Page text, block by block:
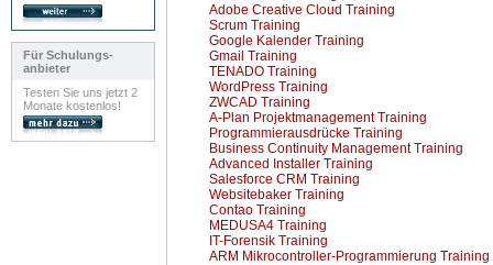
Für Schulungs-
anbieter
Testen Sie uns jetzt 2
Monate kostenlos!
Adobe Creative Cloud Training
Scrum Training
Google Kalender Training
Gmail Training
TENADO Training
WordPress Training
ZWCAD Training
A-Plan Projektmanagement Training
Programmierausdrücke Training
Business Continuity Management Training
Advanced Installer Training
Salesforce CRM Training
Websitebaker Training
Contao Training
MEDUSA4 Training
IT-Forensik Training
ARM Mikrocontroller-Programmierung Training